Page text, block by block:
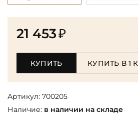
21 453₽
КУПИТЬ КУПИТЬ В 1
Артикул: 700205
Наличие: в наличии на складе